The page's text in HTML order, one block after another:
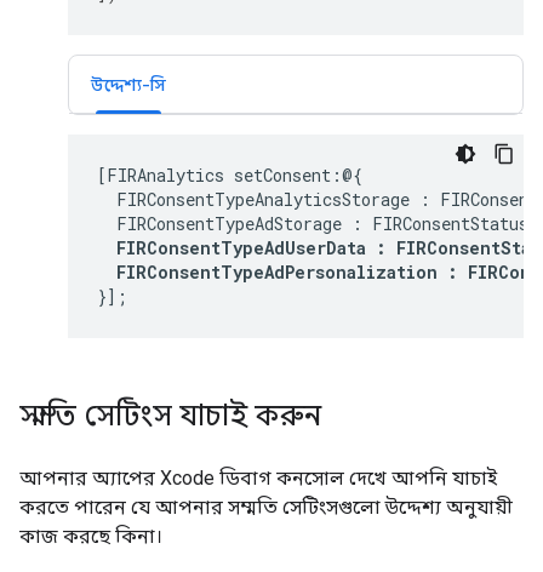
উদ্দেশ্য-সি
[FIRAnalytics setConsent:@{
FIRConsentTypeAnalyticsStorage :
FIRConsentTypeAdStorage :
FIRConsentTypeAdUserData :
FIRConsentTypeAdPersonalization :
সম্মতি সেটিংস যাচাই করুন
আপনার অ্যাপের Xcode ডিবাগ কনসোল দেখে আপনি যাচাই
করতে পারেন যে আপনার সম্মতি সেটিংসগুলো উদ্দেশ্য অনুযায়ী
কাজ করছে কিনা।